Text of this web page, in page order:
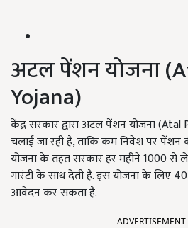
अटल पेंशन योजना
Yojana)
केंद्र सरकार द्वारा अटल पेंशन योजना
चलाई जा रही है, ताकि कम निवेश पर
योजना के तहत सरकार हर महीने 1000
गारंटी के साथ देती है. इस योजना के लिए
आवेदन कर सकता है.
ADVERTISEMENT